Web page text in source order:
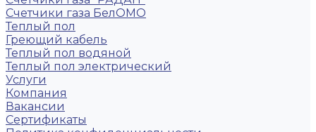
Счетчики газа БелОМО
Теплый пол
Греющий кабель
Теплый пол водяной
Теплый пол электрический
Услуги
Компания
Вакансии
Сертификаты